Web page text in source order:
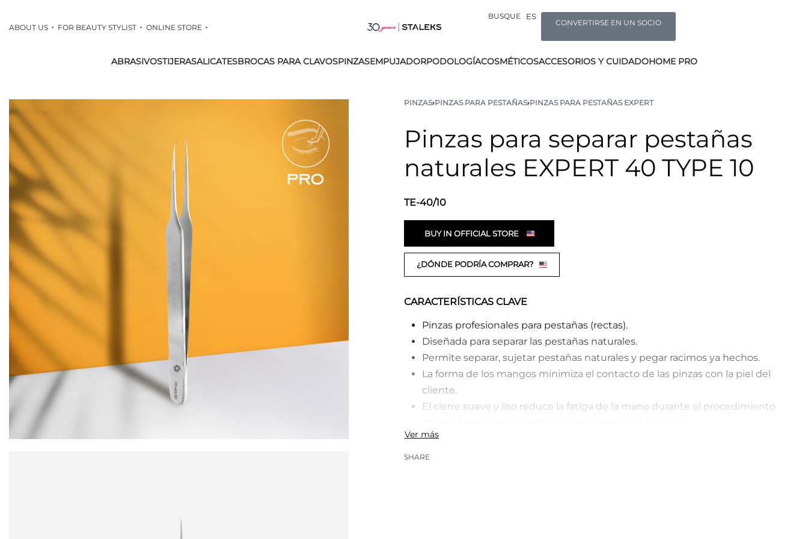
ABOUT US FOR BEAUTY STYLIST ONLINE STORE
BUSQUE ES
CONVERTIRSE EN UN SOCIO
ABRASIVOSTIJERASALICATESBROCAS PARA CLAVOSPINZASEMPUJADORPODOLOGÍACOSMÉTICOSACCESORIOS Y CUIDADOHOME PRO
PINZAS›PINZAS PARA PESTAÑAS›PINZAS PARA PESTAÑAS EXPERT
Pinzas para separar pestañas
naturales EXPERT 40 TYPE 10
TE-40/10
BUY IN OFFICIAL STORE
¿DÓNDE PODRÍA COMPRAR?
CARACTERÍSTICAS CLAVE
Pinzas profesionales para pestañas (rectas).
Diseñada para separar las pestañas naturales.
Permite separar, sujetar pestañas naturales y pegar racimos ya hechos.
La forma de los mangos minimiza el contacto de las pinzas con la piel del
cliente.
El cierre suave y liso reduce la fatiga de la mano durante el procedimiento
Agarre firme del material gracias al cierre uniforme de los bordes de trabajo en
toda la zona, «nariz» de trabajo.
SHARE